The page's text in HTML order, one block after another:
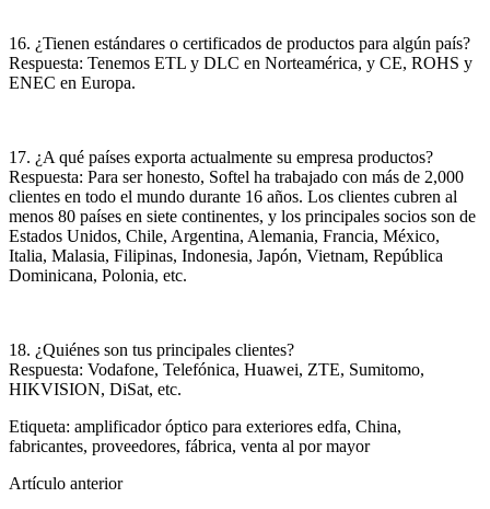
16. ¿Tienen estándares o certificados de productos para algún país?
Respuesta: Tenemos ETL y DLC en Norteamérica, y CE, ROHS y
ENEC en Europa.
17. ¿A qué países exporta actualmente su empresa productos?
Respuesta: Para ser honesto, Softel ha trabajado con más de 2,000
clientes en todo el mundo durante 16 años. Los clientes cubren al
menos 80 países en siete continentes, y los principales socios son de
Estados Unidos, Chile, Argentina, Alemania, Francia, México,
Italia, Malasia, Filipinas, Indonesia, Japón, Vietnam, República
Dominicana, Polonia, etc.
18. ¿Quiénes son tus principales clientes?
Respuesta: Vodafone, Telefónica, Huawei, ZTE, Sumitomo,
HIKVISION, DiSat, etc.
Etiqueta: amplificador óptico para exteriores edfa, China,
fabricantes, proveedores, fábrica, venta al por mayor
Artículo anterior